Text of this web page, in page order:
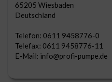
65205 Wiesbaden
Deutschland
Telefon: 0611 9458776-0
Telefax: 0611 9458776-11
E-Mail: info@profi-pumpe.de